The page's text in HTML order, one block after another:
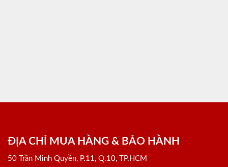
ĐỊA CHỈ MUA HÀNG & BẢO HÀNH
50 Trần Minh Quyền, P.11, Q.10, TP.HCM